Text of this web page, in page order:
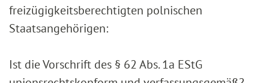
freizügigkeitsberechtigten polnischen
Staatsangehörigen:
Ist die Vorschrift des § 62 Abs. 1a EStG